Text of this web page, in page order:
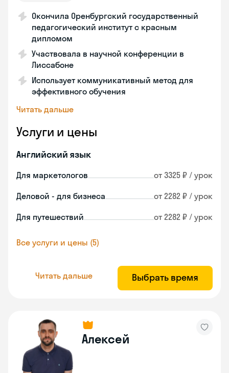
Окончила Оренбургский государственный
педагогический институт с красным
дипломом
Участвовала в научной конференции в
Лиссабоне
Использует коммуникативный метод для
эффективного обучения
Читать дальше
Услуги и цены
Английский язык
Для маркетологов от 3325 ₽ / урок
Деловой - для бизнеса от 2282 ₽ / урок
Для путешествий от 2282 ₽ / урок
Все услуги и цены (5)
Читать дальше Выбрать время
Алексей